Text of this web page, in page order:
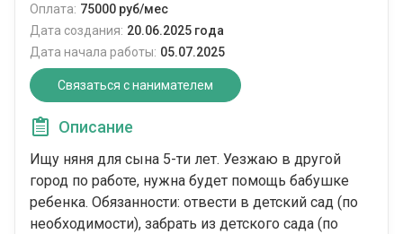
Оплата: 75000 руб/мес
Дата создания: 20.06.2025 года
Дата начала работы: 05.07.2025
Связаться с нанимателем
Описание
Ищу няня для сына 5-ти лет. Уезжаю в другой
город по работе, нужна будет помощь бабушке
ребенка. Обязанности: отвести в детский сад (по
необходимости), забрать из детского сада (по